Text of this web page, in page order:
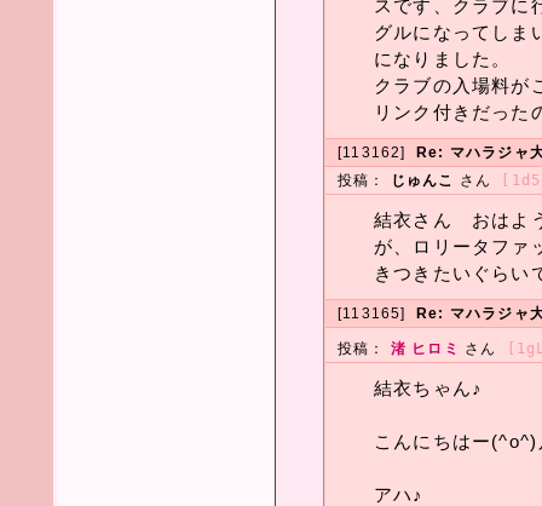
スです、クラブに
グルになってしま
になりました。
クラブの入場料が
リンク付きだった
[113162]
Re: マハラジャ
投稿：
じゅんこ さん
結衣さん おはよ
が、ロリータファ
きつきたいぐらい
[113165] Re: マハラジャ
投稿： 渚 ヒロミ さん
結衣ちゃん♪
こんにちはー(^o^)
アハ♪